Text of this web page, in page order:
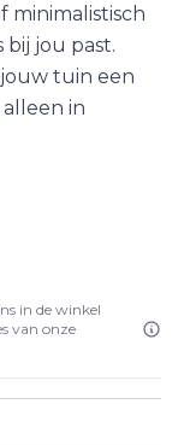
minimalistisch
bij jou past.
tuin een
in
in de winkel
van onze